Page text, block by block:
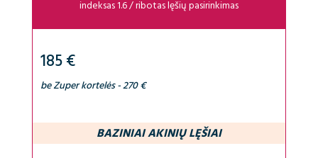
indeksas 1.6 / ribotas lęšių pasirinkimas
185 €
be Zuper kortelės - 270 €
BAZINIAI AKINIŲ LĘŠIAI